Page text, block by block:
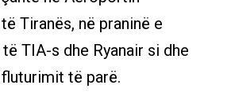
Tiranës, në praninë e
TIA-s dhe Ryanair si dhe
të parë.